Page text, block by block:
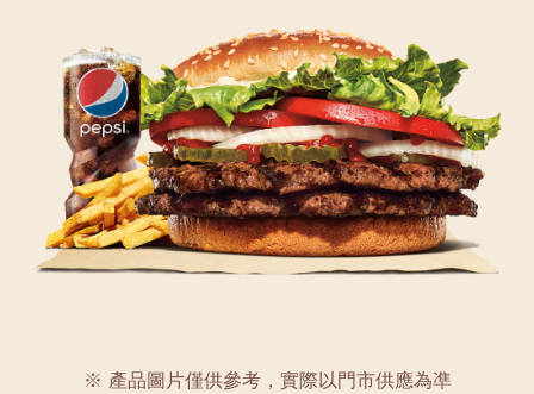
※ 產品圖片僅供參考，實際以門市供應為凖